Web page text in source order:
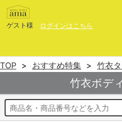
ゲスト様 ログインはこちら
TOP おすすめ特集 竹衣
竹衣ボデ